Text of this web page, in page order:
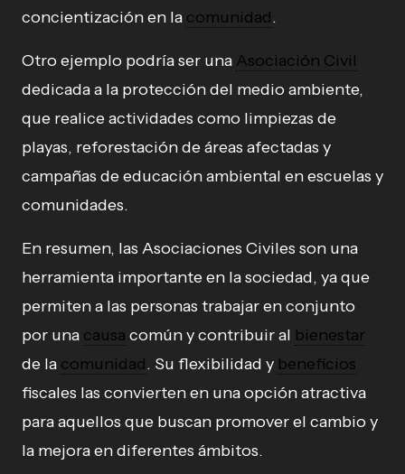
concientización en la comunidad.
Otro ejemplo podría ser una Asociación Civil
dedicada a la protección del medio ambiente,
que realice actividades como limpiezas de
playas, reforestación de áreas afectadas y
campañas de educación ambiental en escuelas y
comunidades.
En resumen, las Asociaciones Civiles son una
herramienta importante en la sociedad, ya que
permiten a las personas trabajar en conjunto
por una causa común y contribuir al bienestar
de la comunidad. Su flexibilidad y beneficios
fiscales las convierten en una opción atractiva
para aquellos que buscan promover el cambio y
la mejora en diferentes ámbitos.